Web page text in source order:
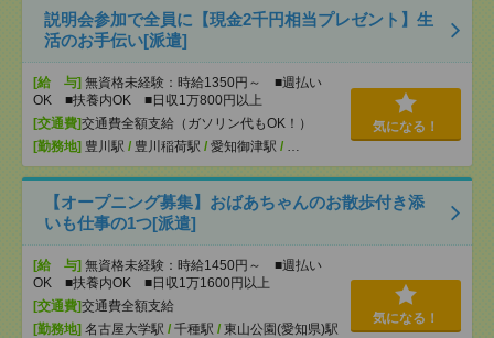
説明会参加で全員に【現金2千円相当プレゼント】生
活のお手伝い[派遣]
[給 与] 無資格未経験：時給1350円～ ■週払い
OK ■扶養内OK ■日収1万800円以上
[交通費]交通費全額支給（ガソリン代もOK！）
[勤務地] 豊川駅 / 豊川稲荷駅 / 愛知御津駅 / …
気になる！
【オープニング募集】おばあちゃんのお散歩付き添
いも仕事の1つ[派遣]
[給 与] 無資格未経験：時給1450円～ ■週払い
OK ■扶養内OK ■日収1万1600円以上
[交通費]交通費全額支給
[勤務地] 名古屋大学駅 / 千種駅 / 東山公園(愛知県)駅
気になる！